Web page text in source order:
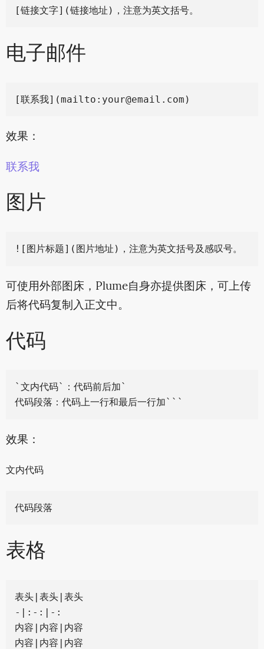
电子邮件
[联系我](mailto: your@email.com
效果：
联系我
图片
可使用外部图床，Plume自身亦提供图床，可上传
后将代码复制入正文中。
代码
`文内代码`：代码前后加`
效果：
文内代码
表格
表头|表头|表头
-|:-:|-:
内容|内容|内容
内容|内容|内容